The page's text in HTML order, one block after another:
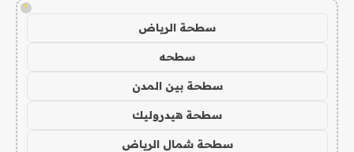
!
سطحة الرياض
سطحه
سطحة بين المدن
سطحة هيدروليك
سطحة شمال الرياض